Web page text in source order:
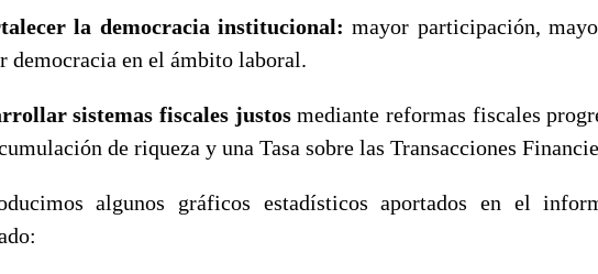
la democracia institucional: mayor participación,
democracia en el ámbito laboral.
sistemas fiscales justosmediante reformas fiscales
de riqueza y una Tasa sobre las Transacciones
algunos gráficos estadísticos aportados en el